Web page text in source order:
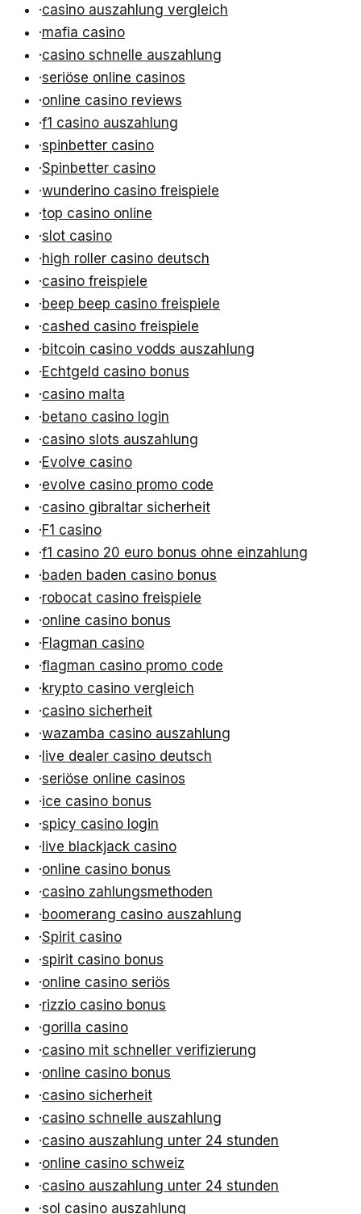
·casino auszahlung vergleich
·mafia casino
·casino schnelle auszahlung
·seriöse online casinos
·online casino reviews
·f1 casino auszahlung
·spinbetter casino
·Spinbetter casino
·wunderino casino freispiele
·top casino online
·slot casino
·high roller casino deutsch
·casino freispiele
·beep beep casino freispiele
·cashed casino freispiele
·bitcoin casino vodds auszahlung
·Echtgeld casino bonus
·casino malta
·betano casino login
·casino slots auszahlung
·Evolve casino
·evolve casino promo code
·casino gibraltar sicherheit
·F1 casino
·f1 casino 20 euro bonus ohne einzahlung
·baden baden casino bonus
·robocat casino freispiele
·online casino bonus
·Flagman casino
·flagman casino promo code
·krypto casino vergleich
·casino sicherheit
·wazamba casino auszahlung
·live dealer casino deutsch
·seriöse online casinos
·ice casino bonus
·spicy casino login
·live blackjack casino
·online casino bonus
·casino zahlungsmethoden
·boomerang casino auszahlung
·Spirit casino
·spirit casino bonus
·online casino seriös
·rizzio casino bonus
·gorilla casino
·casino mit schneller verifizierung
·online casino bonus
·casino sicherheit
·casino schnelle auszahlung
·casino auszahlung unter 24 stunden
·online casino schweiz
·casino auszahlung unter 24 stunden
·sol casino auszahlung